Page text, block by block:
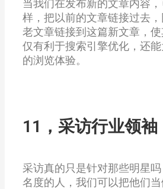
当我们在发布新的文章内容
样，把以前的文章链接过去
老文章链接到这篇新文章，
仅有利于搜索引擎优化，还
的浏览体验。
11，采访行业领袖
采访真的只是针对那些明星
名度的人，我们可以把他们